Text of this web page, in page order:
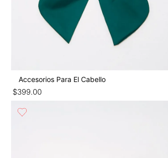
Accesorios Para El Cabello
$399.00